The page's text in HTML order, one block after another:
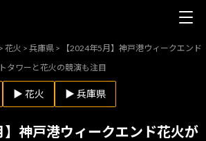
>花火 >兵庫県 >
【2024年5月】神戸港ウィークエンド
タワーと花火の競演も注目
▶ 花火 ▶ 兵庫県
】神戸港ウィークエンド花火が